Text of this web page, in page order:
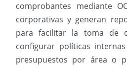
comprobantes mediante
corporativas y generan
para facilitar la toma de
configurar políticas
presupuestos por área o